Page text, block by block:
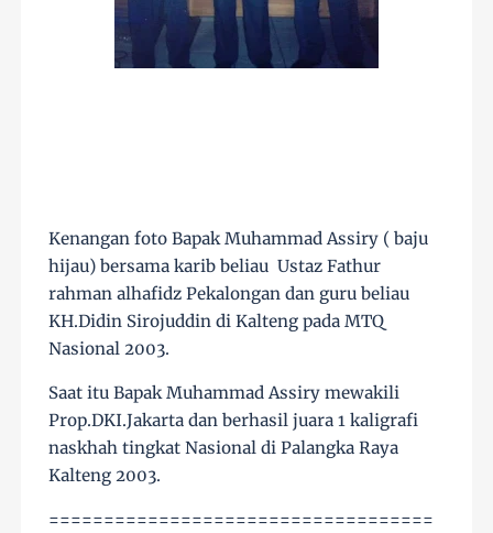
Kenangan foto Bapak Muhammad Assiry ( baju
hijau) bersama karib beliau Ustaz Fathur
rahman alhafidz Pekalongan dan guru beliau
KH.Didin Sirojuddin di Kalteng pada MTQ
Nasional 2003.
Saat itu Bapak Muhammad Assiry mewakili
Prop.DKI.Jakarta dan berhasil juara 1 kaligrafi
naskhah tingkat Nasional di Palangka Raya
Kalteng 2003.
===================================